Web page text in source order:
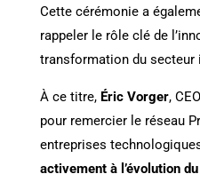
Cette cérémonie a
rappeler le rôle clé de
transformation du secteur
À ce titre, Éric Vorger,
pour remercier le réseau
entreprises
activement à l’évolution